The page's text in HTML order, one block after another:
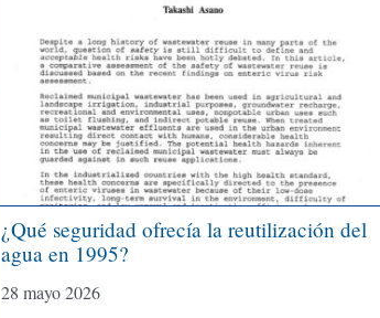
¿Qué seguridad ofrecía la reutilización del
agua en 1995?
28 mayo 2026